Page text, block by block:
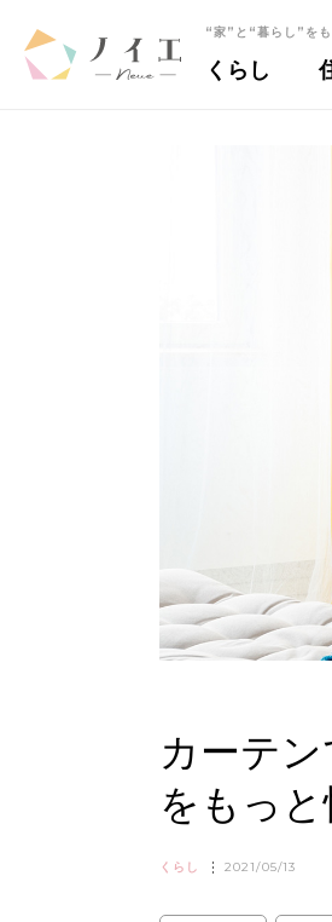
“家”と“暮らし”をも
くらし
カーテ
をもっ
くらし 2021/05/13